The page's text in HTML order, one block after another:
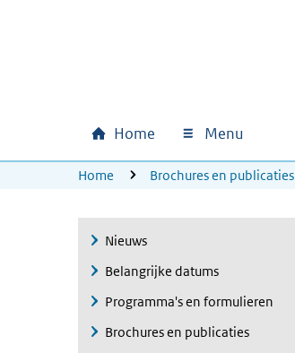
Hoofdnavigatie
Home Menu
U bevindt zich hier:
Home Brochures en publicaties
Nieuws
Belangrijke datums
Programma's en formulieren
Brochures en publicaties